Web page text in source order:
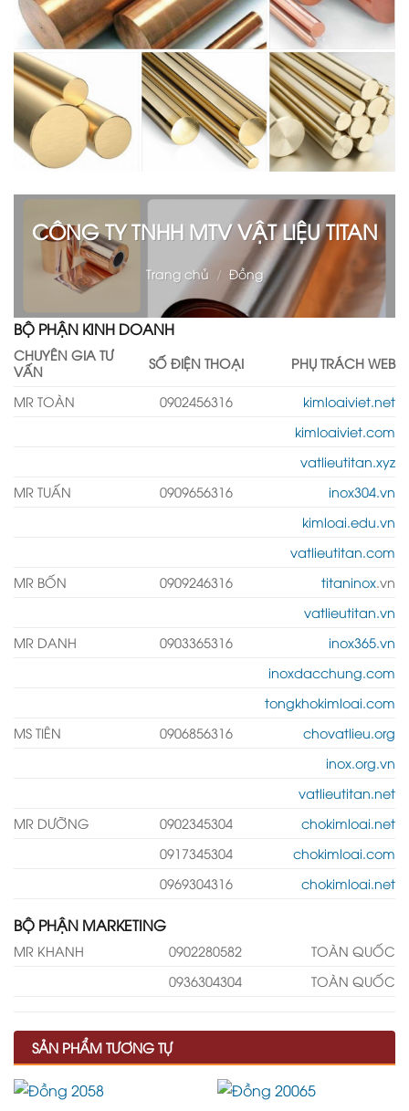
CÔNG TY TNHH MTV VẬT LIỆU TITAN
Trang chủ / Đồng
BỘ PHẬN KINH DOANH
CHUYÊN GIA TƯ
VẤN
SỐ ĐIỆN THOẠI PHỤ TRÁCH WEB
MR TOÀN 0902456316
kimloaiviet.net
kimloaiviet.com
vatlieutitan.xyz
MR TUẤN
0909656316
inox304.vn
kimloai.edu.vn
vatlieutitan.com
MR BỐN
0909246316 titaninox.vn
vatlieutitan.vn
MR DANH
0903365316
inox365.vn
inoxdacchung.com
tongkhokimloai.com
MS TIÊN
0906856316
chovatlieu.org
inox.org.vn
vatlieutitan.net
MR DƯỠNG
0902345304
chokimloai.net
0917345304
chokimloai.com
0969304316
chokimloai.net
BỘ PHẬN MARKETING
MR KHANH 0902280582
TOÀN QUỐC
0936304304
TOÀN QUỐC
SẢN PHẨM TƯƠNG TỰ